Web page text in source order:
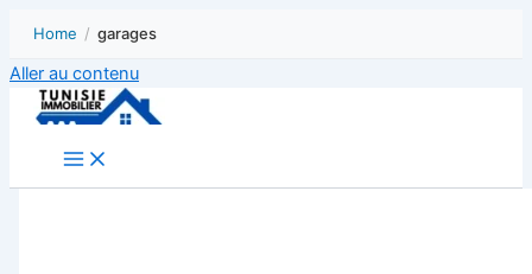
Home / garages
Aller au contenu